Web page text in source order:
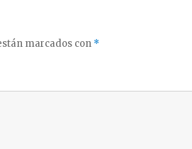
marcados con *